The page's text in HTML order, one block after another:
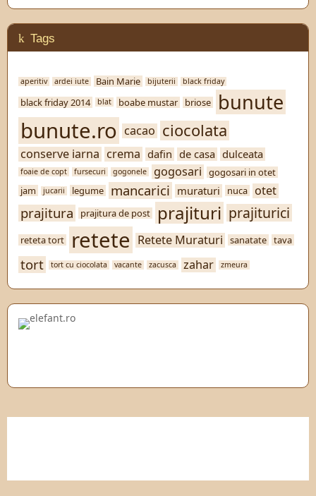
Tags
aperitiv ardei iute Bain Marie bijuterii black friday
black friday 2014 blat boabe mustar briose bunute
bunute.ro cacao ciocolata
conserve iarna crema dafin de casa dulceata
foaie de copt fursecuri gogonele gogosari
gogosari in otet
jam
jucarii legume mancarici muraturi nuca otet
prajitura prajitura de post prajituri prajiturici
reteta tort retete Retete Muraturi sanatate tava
tort tort cu ciocolata vacante zacusca zahar zmeura